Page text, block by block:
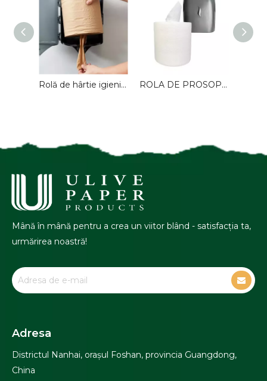
Rolă de hârtie igienică reciclată 183M de înaltă calitate, 1-2 straturi, alimentare centrală în relief, personalizată pentru utilizare comercială, prosop de hârtie, hârtie sanitară ROLA DE PROSOP DE HÂRTIE albă comercială
Mână în mână pentru a crea un viitor blând - satisfacția ta,
urmărirea noastră!
Adresa
Districtul Nanhai, orașul Foshan, provincia Guangdong,
China